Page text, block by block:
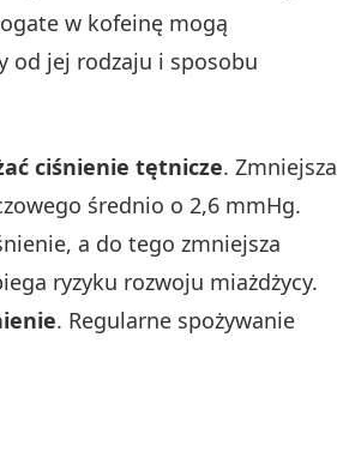
w kofeinę mogą
od jej rodzaju i sposobu
ciśnienie tętnicze. Zmniejsza
średnio o 2,6 mmHg.
a do tego zmniejsza
ryzyku rozwoju miażdżycy.
. Regularne spożywanie